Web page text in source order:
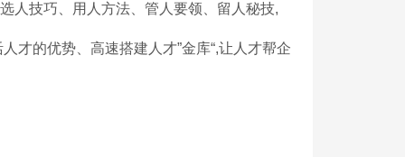
技巧、用人方法、管人要领、留人秘技,
才的优势、高速搭建人才”金库“,让人才帮企